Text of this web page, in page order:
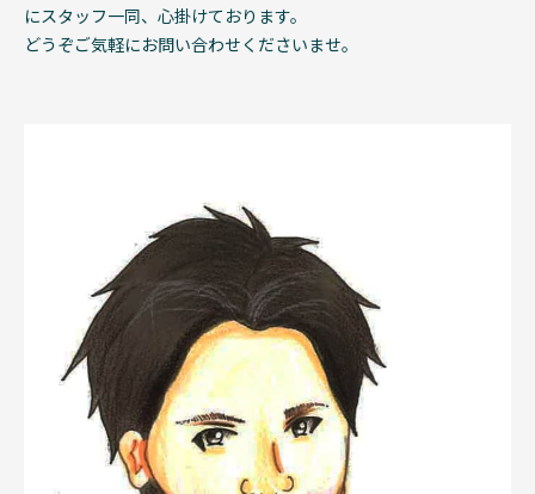
にスタッフ一同、心掛けております。
どうぞご気軽にお問い合わせくださいませ。